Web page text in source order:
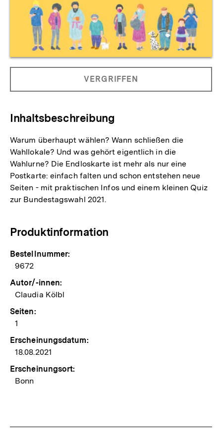
Allgemeine
PRODUKT
NICHT
VERGRIFFEN
Inhaltsbeschreibung
Warum überhaupt wählen? Wann schließen die
Wahllokale? Und was gehört eigentlich in die
Wahlurne? Die Endloskarte ist mehr als nur eine
Postkarte: einfach falten und schon entstehen neue
Seiten - mit praktischen Infos und einem kleinen Quiz
zur Bundestagswahl 2021.
Produktinformation
Bestellnummer:
9672
Autor/-innen:
Claudia Kölbl
Seiten:
1
Erscheinungsdatum:
18.08.2021
Erscheinungsort:
Bonn